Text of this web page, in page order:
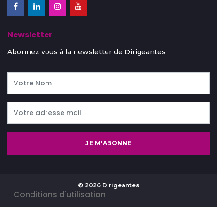
Newsletter
Abonnez vous à la newsletter de Dirigeantes
JE M'ABONNE
© 2026 Dirigeantes
Conditions d'utilisation